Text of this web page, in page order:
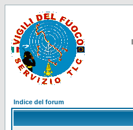
Indice del forum